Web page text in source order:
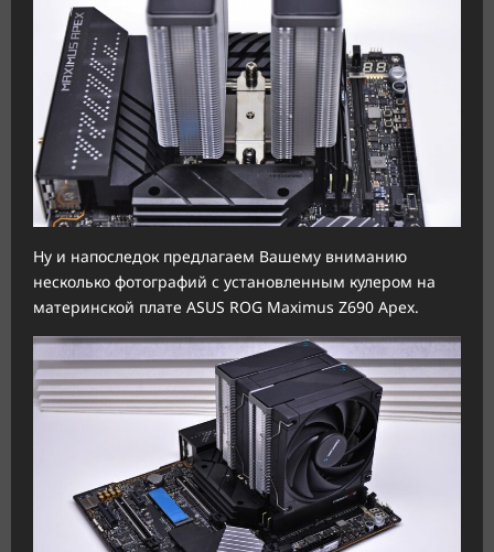
Ну и напоследок предлагаем Вашему вниманию
несколько фотографий с установленным кулером на
материнской плате ASUS ROG Maximus Z690 Apex.